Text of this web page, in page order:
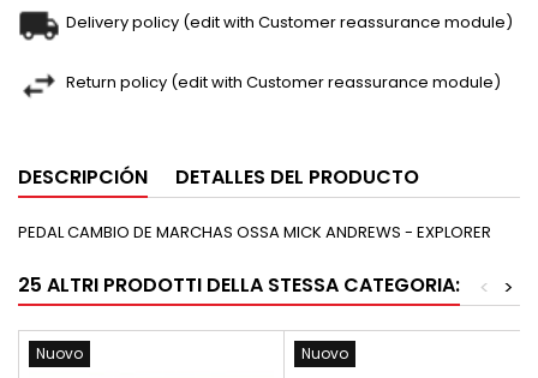
Delivery policy (edit with Customer reassurance module)
Return policy (edit with Customer reassurance module)
DESCRIPCIÓN DETALLES DEL PRODUCTO
PEDAL CAMBIO DE MARCHAS OSSA MICK ANDREWS - EXPLORER
25 ALTRI PRODOTTI DELLA STESSA CATEGORIA: >
<
Nuovo Nuovo